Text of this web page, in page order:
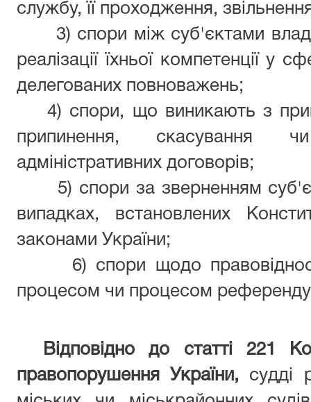
службу, її проходження,
3) спори між суб'єктами
реалізації їхньої компетенції у
делегованих повноважень;
4) спори, що виникають з
припинення, скасування
адміністративних договорів;
5) спори за зверненням
випадках, встановлених
законами України;
6) спори щодо
процесом чи процесом
Відповідно до статті 221
правопорушення України, судді